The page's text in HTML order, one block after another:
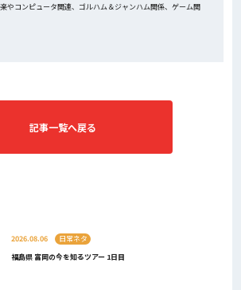
やコンピュータ関連、ゴルハム＆ジャンハム関係、ゲーム関
記事一覧へ戻る
2026.08.06
日常ネタ
福島県 富岡の今を知るツアー 1日目